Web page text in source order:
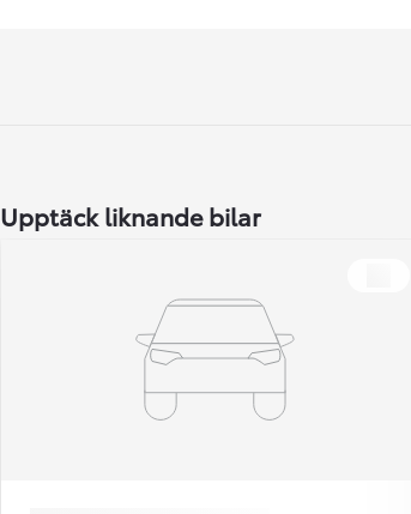
Upptäck liknande bilar